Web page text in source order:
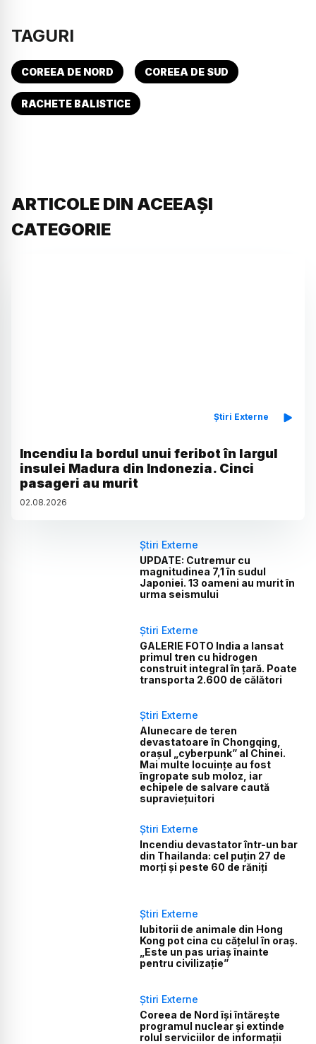
TAGURI
COREEA DE NORD COREEA DE SUD
RACHETE BALISTICE
ARTICOLE DIN ACEEAȘI
CATEGORIE
Știri Externe
Incendiu la bordul unui feribot în largul
insulei Madura din Indonezia. Cinci
pasageri au murit
02.08.2026
Știri Externe
UPDATE: Cutremur cu
magnitudinea 7,1 în sudul
Japoniei. 13 oameni au murit în
urma seismului
Știri Externe
GALERIE FOTO India a lansat
primul tren cu hidrogen
construit integral în țară. Poate
transporta 2.600 de călători
Știri Externe
Alunecare de teren
devastatoare în Chongqing,
orașul „cyberpunk” al Chinei.
Mai multe locuințe au fost
îngropate sub moloz, iar
echipele de salvare caută
supraviețuitori
Știri Externe
Incendiu devastator într-un bar
din Thailanda: cel puțin 27 de
morți și peste 60 de răniți
Știri Externe
Iubitorii de animale din Hong
Kong pot cina cu cățelul în oraș.
„Este un pas uriaș înainte
pentru civilizație”
Știri Externe
Coreea de Nord își întărește
programul nuclear și extinde
rolul serviciilor de informații